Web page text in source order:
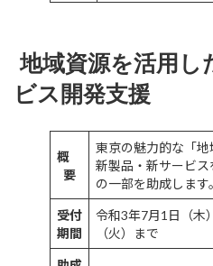
地域資源を活用し
ビス開発支援
概
要
東京の魅力的な「
新製品・新サービ
の一部を助成します。
受付
期間
令和3年7月1日（木
（火）まで